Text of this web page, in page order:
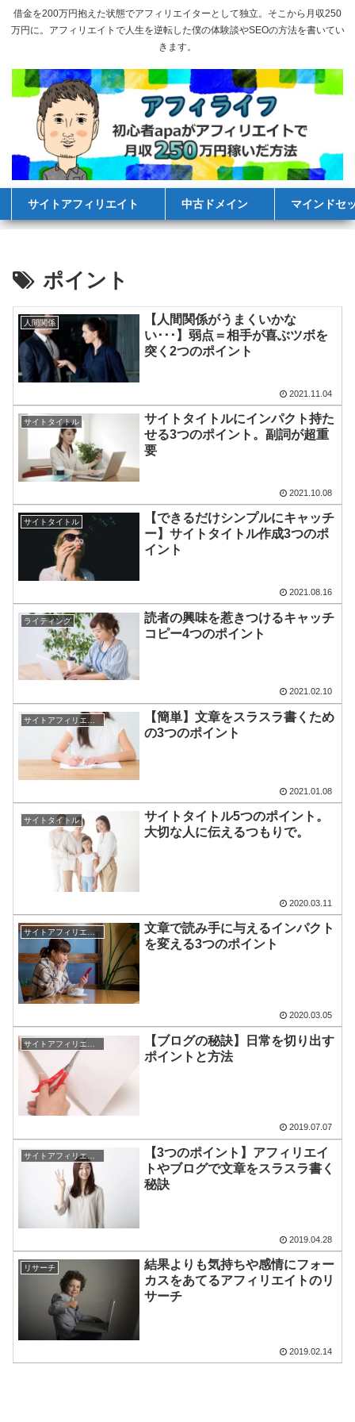
借金を200万円抱えた状態でアフィリエイターとして独立。そこから月収250
万円に。アフィリエイトで人生を逆転した僕の体験談やSEOの方法を書いてい
きます。
サイトアフィリエイト 中古ドメイン マインドセ
ポイント
人間関係
【人間関係がうまくいかな
い･･･】弱点＝相手が喜ぶツボを
突く2つのポイント
2021.11.04
サイトタイトル
サイトタイトルにインパクト持た
せる3つのポイント。副詞が超重
要
2021.10.08
サイトタイトル
【できるだけシンプルにキャッチ
ー】サイトタイトル作成3つのポ
イント
2021.08.16
ライティング
読者の興味を惹きつけるキャッチ
コピー4つのポイント
2021.02.10
サイトアフィリエイト
【簡単】文章をスラスラ書くため
の3つのポイント
2021.01.08
サイトタイトル
サイトタイトル5つのポイント。
大切な人に伝えるつもりで。
2020.03.11
サイトアフィリエイト
文章で読み手に与えるインパクト
を変える3つのポイント
2020.03.05
【ブログの秘訣】日常を切り出す
ポイントと方法
2019.07.07
サイトアフィリエイト
【3つのポイント】アフィリエイ
トやブログで文章をスラスラ書く
秘訣
2019.04.28
リサーチ
結果よりも気持ちや感情にフォー
カスをあてるアフィリエイトのリ
サーチ
2019.02.14